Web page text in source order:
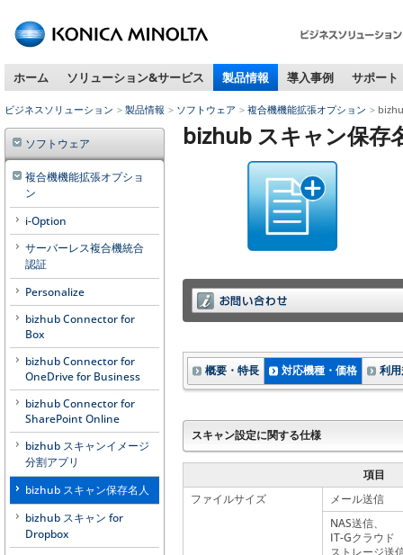
内
動
用
の
リ
ク
で
本
文
へ
移
動
し
ま
す
ホーム ソリューション&サービス 製品情報 導入事例 サポート
ビジネスソリューション 製品情報 ソフトウェア 複合機機能拡張オプション
bizhub スキャン保存
概要・特長 対応機種・価格 利
スキャン設定に関する仕様
項目
ファイルサイズ
メール送信
NAS送信、
IT-Gクラウド
ストレージ送
ソフトウェア
複合機機能拡張オプショ
ン
i-Option
サーバーレス複合機統合
認証
Personalize
bizhub Connector for
Box
bizhub Connector for
OneDrive for Business
bizhub Connector for
SharePoint Online
bizhub スキャンイメージ
分割アプリ
bizhub スキャン保存名人
bizhub スキャン for
Dropbox